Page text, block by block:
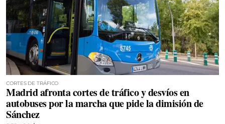
CORTES DE TRÁFICO
Madrid afronta cortes de tráfico y desvíos en
autobuses por la marcha que pide la dimisión de
Sánchez